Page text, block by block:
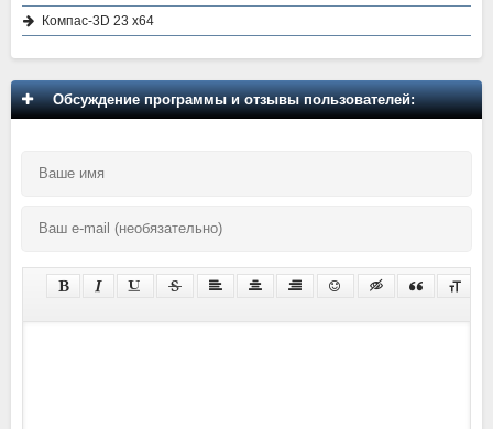
Компас-3D 23 x64
Обсуждение программы и отзывы пользователей: